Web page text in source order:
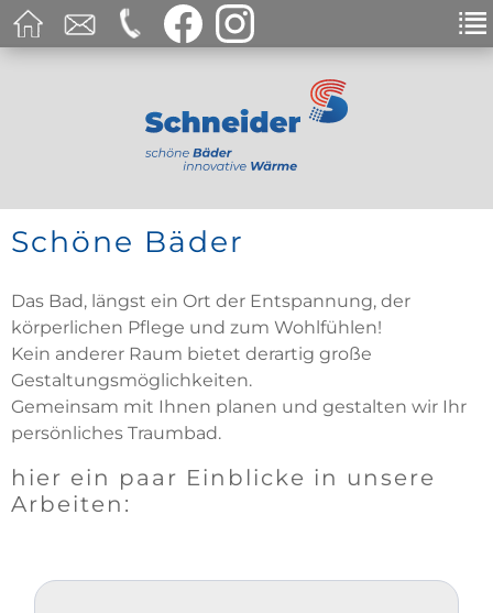
Schöne Bäder
Das Bad, längst ein Ort der Entspannung, der
körperlichen Pflege und zum Wohlfühlen!
Kein anderer Raum bietet derartig große
Gestaltungsmöglichkeiten.
Gemeinsam mit Ihnen planen und gestalten wir Ihr
persönliches Traumbad.
hier ein paar Einblicke in unsere
Arbeiten: